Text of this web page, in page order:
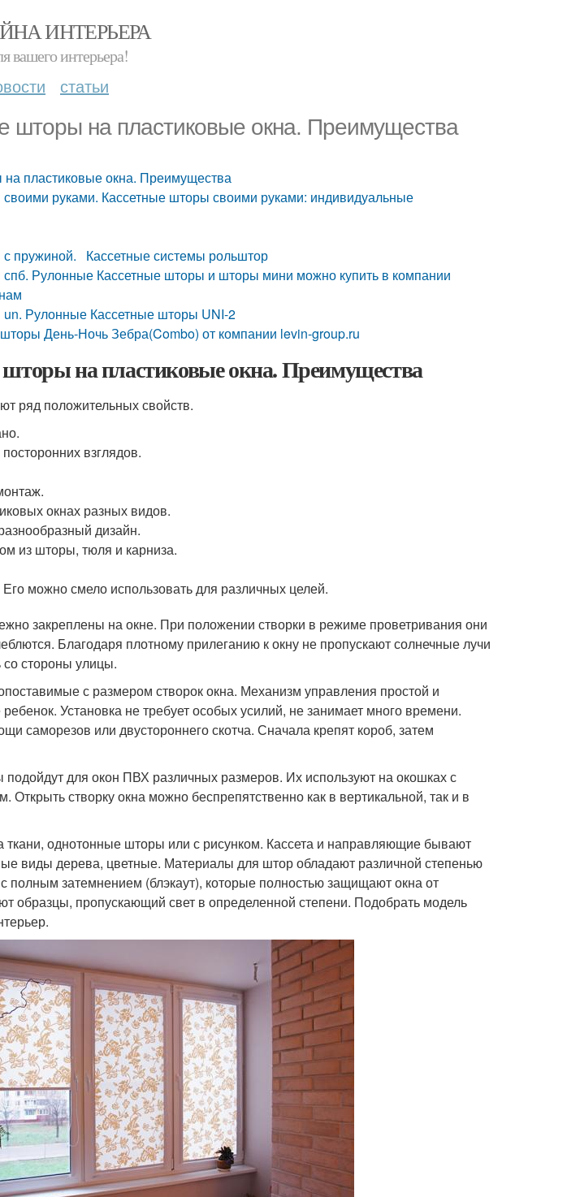
ИНТЕРЬЕРА
вашего интерьера!
статьи
шторы на пластиковые окна. Преимущества
пластиковые окна. Преимущества
руками. Кассетные шторы своими руками: индивидуальные
пружиной. Кассетные системы рольштор
Рулонные Кассетные шторы и шторы мини можно купить в компании
Рулонные Кассетные шторы UNI-2
День-Ночь Зебра(Combo) от компании levin-group.ru
на пластиковые окна. Преимущества
ряд положительных свойств.
взглядов.
окнах разных видов.
дизайн.
из шторы, тюля и карниза.
можно смело использовать для различных целей.
закреплены на окне. При положении створки в режиме проветривания они
Благодаря плотному прилеганию к окну не пропускают солнечные лучи
со стороны улицы.
с размером створок окна. Механизм управления простой и
Установка не требует особых усилий, не занимает много времени.
саморезов или двустороннего скотча. Сначала крепят короб, затем
для окон ПВХ различных размеров. Их используют на окошках с
створку окна можно беспрепятственно как в вертикальной, так и в
однотонные шторы или с рисунком. Кассета и направляющие бывают
виды дерева, цветные. Материалы для штор обладают различной степенью
полным затемнением (блэкаут), которые полностью защищают окна от
образцы, пропускающий свет в определенной степени. Подобрать модель